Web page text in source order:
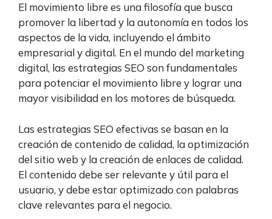
El movimiento libre es una filosofía que busca
promover la libertad y la autonomía en todos los
aspectos de la vida, incluyendo el ámbito
empresarial y digital. En el mundo del marketing
digital, las estrategias SEO son fundamentales
para potenciar el movimiento libre y lograr una
mayor visibilidad en los motores de búsqueda.
Las estrategias SEO efectivas se basan en la
creación de contenido de calidad, la optimización
del sitio web y la creación de enlaces de calidad.
El contenido debe ser relevante y útil para el
usuario, y debe estar optimizado con palabras
clave relevantes para el negocio.